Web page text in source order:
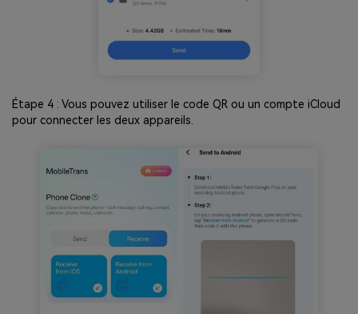
Étape 4 : Vous pouvez utiliser le code QR ou un compte iCloud
pour connecter les deux appareils.